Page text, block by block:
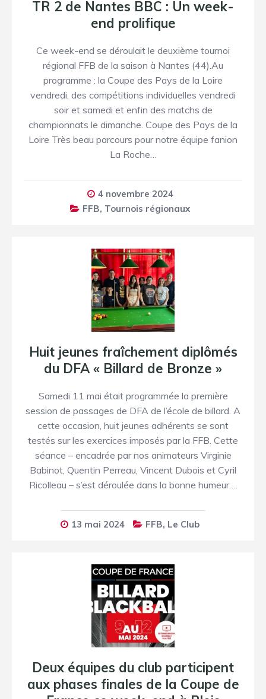
TR 2 de Nantes BBC : Un week-
end prolifique
Ce week-end se déroulait le deuxième tournoi
régional FFB de la saison à Nantes (44).Au
programme : la Coupe des Pays de la Loire
vendredi, des compétitions individuelles vendredi
soir et samedi et enfin des matchs de
championnats le dimanche. Coupe des Pays de la
Loire Très beau parcours pour notre équipe fanion
La Roche…
4 novembre 2024
FFB, Tournois régionaux
Huit jeunes fraîchement diplômés
du DFA « Billard de Bronze »
Samedi 11 mai était programmée la première
session de passages de DFA de l’école de billard. A
cette occasion, huit jeunes adhérents se sont
testés sur les exercices imposés par la FFB. Cette
séance – encadrée par nos animateurs Virginie
Babinot, Quentin Perreau, Vincent Dubois et Cyril
Ricolleau – s’est déroulée dans la bonne humeur….
13 mai 2024 FFB, Le Club
Deux équipes du club participent
aux phases finales de la Coupe de